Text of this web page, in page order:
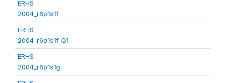
ERHS
2004_r6p1s1f
ERHS
2004_r6p1s1f_Q1
ERHS
2004_r6p1s1g